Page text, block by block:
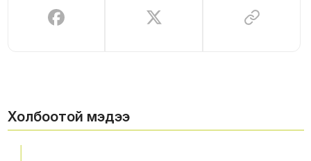
Холбоотой мэдээ